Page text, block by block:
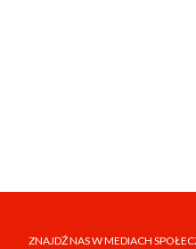
ZNAJDŹ NAS W MEDIACH